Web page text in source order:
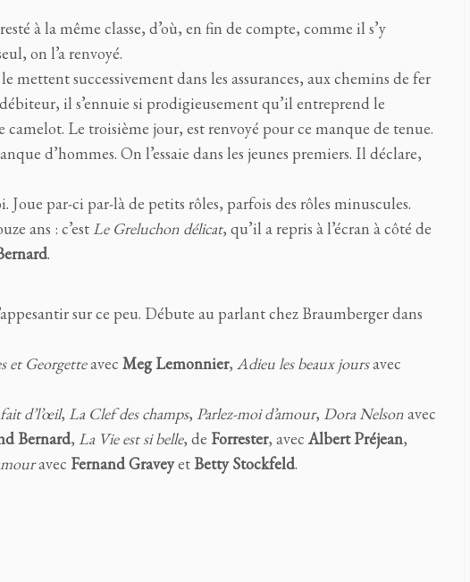
à la même classe, d’où, en fin de compte, comme il s’y
on l’a renvoyé.
mettent successivement dans les assurances, aux chemins de fer
il s’ennuie si prodigieusement qu’il entreprend le
Le troisième jour, est renvoyé pour ce manque de tenue.
d’hommes. On l’essaie dans les jeunes premiers. Il déclare,
Joue par-ci par-là de petits rôles, parfois des rôles minuscules.
ans : c’est Le Greluchon délicat, qu’il a repris à l’écran à côté de
.
sur ce peu. Débute au parlant chez Braumberger dans
et Georgetteavec Meg Lemonnier, Adieu les beaux joursavec
fait d’l’œil, La Clef des champs, Parlez-moi d’amour, Dora Nelsonavec
Bernard, La Vie est si belle, de Forrester, avec Albert Préjean,
avec Fernand Graveyet Betty Stockfeld.